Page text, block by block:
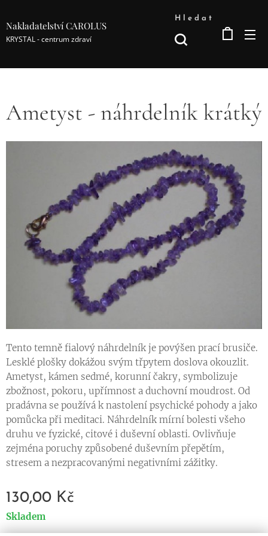
Nakladatelství CAROLUS
KRYSTAL - centrum zdraví
Hledat
Ametyst - náhrdelník krátký
Tento temně fialový náhrdelník je povýšen prací brusiče.
Lesklé plošky dokážou svým třpytem doslova okouzlit.
Ametyst, kámen sedmé, korunní čakry, symbolizuje
zbožnost, pokoru, upřímnost a duchovní moudrost. Od
pradávna se používá k nastolení psychické pohody a jako
pomůcka při meditaci. Náhrdelník mírní bolesti všeho
druhu ve fyzické, citové i duševní oblasti. Ovlivňuje
zejména poruchy způsobené duševním přepětím,
stresem a nezpracovanými negativními zážitky.
130,00 Kč
Skladem